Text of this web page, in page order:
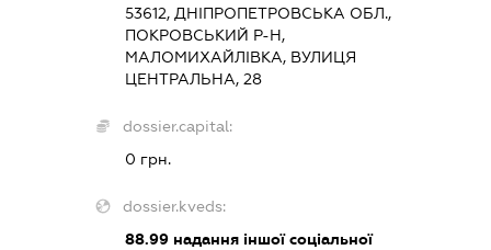
53612, ДНІПРОПЕТРОВСЬКА ОБЛ.,
ПОКРОВСЬКИЙ Р-Н,
МАЛОМИХАЙЛІВКА, ВУЛИЦЯ
ЦЕНТРАЛЬНА, 28
dossier.capital:
0 грн.
dossier.kveds:
88.99 надання іншої соціальної